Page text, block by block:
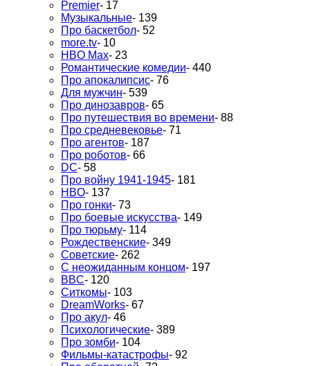
Premier- 17
Музыкальные- 139
Про баскетбол- 52
more.tv- 10
HBO Max- 23
Романтические комедии- 440
Про апокалипсис- 76
Для мужчин- 539
Про динозавров- 65
Про путешествия во времени- 88
Про средневековье- 71
Про агентов- 187
Про роботов- 66
DC- 58
Про войну 1941-1945- 181
HBO- 137
Про гонки- 73
Про боевые искусства- 149
Про тюрьму- 114
Рождественские- 349
Советские- 262
С неожиданным концом- 197
BBC- 120
Ситкомы- 103
DreamWorks- 67
Про акул- 46
Психологические- 389
Про зомби- 104
Фильмы-катастрофы- 92